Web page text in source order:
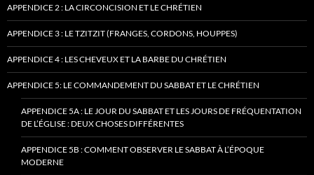
APPENDICE 2 : LA CIRCONCISION ET LE CHRÉTIEN
APPENDICE 3 : LE TZITZIT (FRANGES, CORDONS, HOUPPES)
APPENDICE 4 : LES CHEVEUX ET LA BARBE DU CHRÉTIEN
APPENDICE 5: LE COMMANDEMENT DU SABBAT ET LE CHRÉTIEN
APPENDICE 5A : LE JOUR DU SABBAT ET LES JOURS DE FRÉQUENTATION
DE L’ÉGLISE : DEUX CHOSES DIFFÉRENTES
APPENDICE 5B : COMMENT OBSERVER LE SABBAT À L’ÉPOQUE
MODERNE